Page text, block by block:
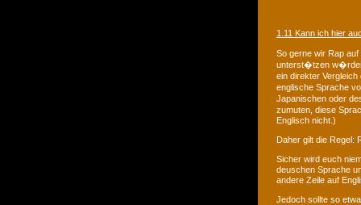
1.11 Kann ich hier
So gerne wir Rap
unterst�tzen
ein direkter
englische Sprache
Japanischen oder
zumuten, diese
Englisch nicht.)
Daher gilt die Regel:
Sicher wird euch
deuschen Sprache
andere Zeile auf
Jedoch sollte so